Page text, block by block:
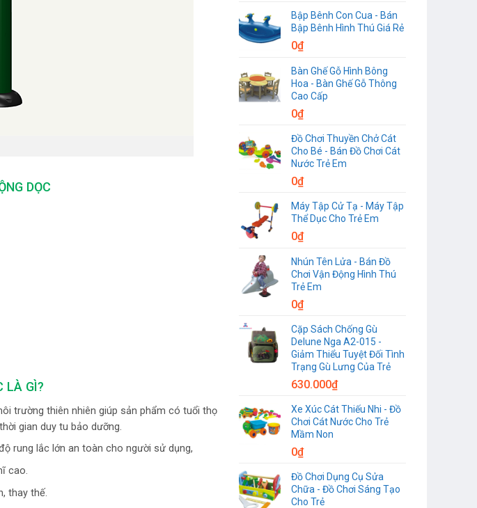
DỌC
LÀ GÌ?
trường thiên nhiên giúp sản phẩm có tuổi thọ
gian duy tu bảo dưỡng.
rung lắc lớn an toàn cho người sử dụng,
cao.
thay thế.
Bập Bênh Con Cua - Bán
Bập Bênh Hình Thú Giá Rẻ
0₫
Bàn Ghế Gỗ Hình Bông
Hoa - Bàn Ghế Gỗ Thông
Cao Cấp
0₫
Đồ Chơi Thuyền Chở Cát
Cho Bé - Bán Đồ Chơi Cát
Nước Trẻ Em
0₫
Máy Tập Cử Tạ - Máy Tập
Thể Dục Cho Trẻ Em
0₫
Nhún Tên Lửa - Bán Đồ
Chơi Vận Động Hình Thú
Trẻ Em
0₫
Cặp Sách Chống Gù
Delune Nga A2-015 -
Giảm Thiểu Tuyệt Đối Tình
Trạng Gù Lưng Của Trẻ
630.000₫
Xe Xúc Cát Thiếu Nhi - Đồ
Chơi Cát Nước Cho Trẻ
Mầm Non
0₫
Đồ Chơi Dụng Cụ Sửa
Chữa - Đồ Chơi Sáng Tạo
Cho Trẻ